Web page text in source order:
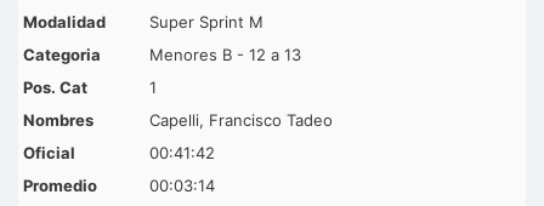
Super Sprint M
Menores B - 12 a 13
1
Capelli, Francisco Tadeo
00:41:42
00:03:14